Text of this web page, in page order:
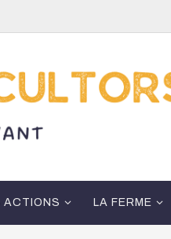
ACTIONS LA FERME